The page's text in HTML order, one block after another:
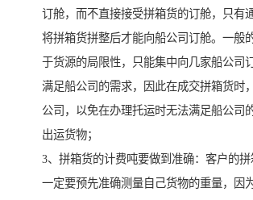
订舱，而不直接接受拼箱货的订舱，只有
将拼箱货拼整后才能向船公司订舱。一般
于货源的局限性，只能集中向几家船公司
满足船公司的需求，因此在成交拼箱货时
公司，以免在办理托运时无法满足船公司
出运货物；
3、拼箱货的计费吨要做到准确：客户的
一定要预先准确测量自己货物的重量，因